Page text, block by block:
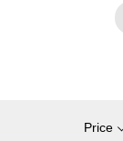
Price